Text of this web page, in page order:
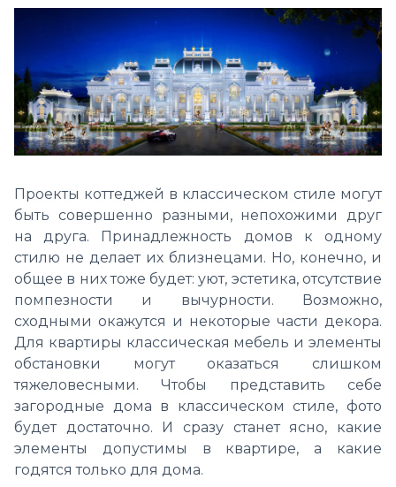
Проекты коттеджей в классическом стиле могут
быть совершенно разными, непохожими друг
на друга. Принадлежность домов к одному
стилю не делает их близнецами. Но, конечно, и
общее в них тоже будет: уют, эстетика, отсутствие
помпезности и вычурности. Возможно,
сходными окажутся и некоторые части декора.
Для квартиры классическая мебель и элементы
обстановки могут оказаться слишком
тяжеловесными. Чтобы представить себе
загородные дома в классическом стиле, фото
будет достаточно. И сразу станет ясно, какие
элементы допустимы в квартире, а какие
годятся только для дома.